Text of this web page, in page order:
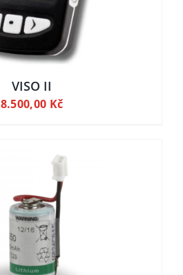
VISO II
8.500,00 Kč